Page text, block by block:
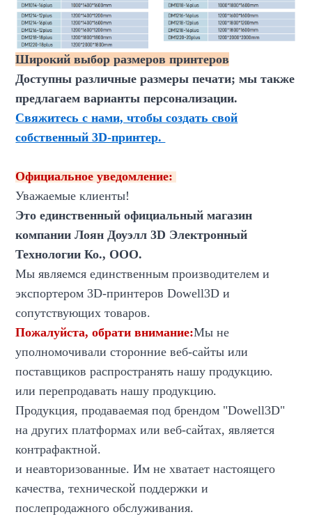
Широкий выбор размеров принтеров
Доступны различные размеры печати; мы также
предлагаем варианты персонализации.
Свяжитесь с нами, чтобы создать свой
собственный 3D-принтер.
Официальное уведомление:
Уважаемые клиенты!
Это единственный официальный магазин
компании Лоян Доуэлл 3D Электронный
Технологии Ко., ООО.
Мы являемся единственным производителем и
экспортером 3D-принтеров Dowell3D и
сопутствующих товаров.
Пожалуйста, обрати внимание:Мы не
уполномочивали сторонние веб-сайты или
поставщиков распространять нашу продукцию.
или перепродавать нашу продукцию.
Продукция, продаваемая под брендом "Dowell3D"
на других платформах или веб-сайтах, является
контрафактной.
и неавторизованные. Им не хватает настоящего
качества, технической поддержки и
послепродажного обслуживания.